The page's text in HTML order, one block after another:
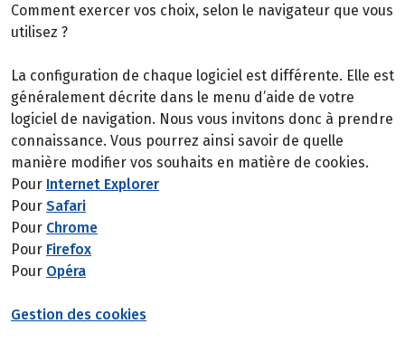
Comment exercer vos choix, selon le navigateur que vous
utilisez ?
La configuration de chaque logiciel est différente. Elle est
généralement décrite dans le menu d’aide de votre
logiciel de navigation. Nous vous invitons donc à prendre
connaissance. Vous pourrez ainsi savoir de quelle
manière modifier vos souhaits en matière de cookies.
Pour Internet Explorer
Pour Safari
Pour Chrome
Pour Firefox
Pour Opéra
Gestion des cookies